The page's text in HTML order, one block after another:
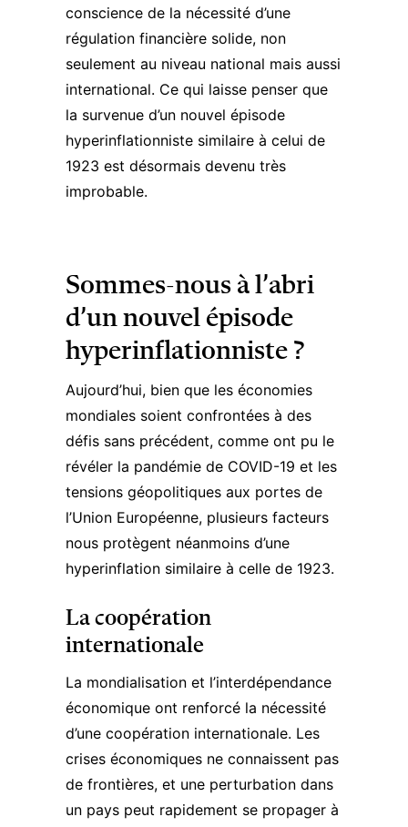
conscience de la nécessité d’une
régulation financière solide, non
seulement au niveau national mais aussi
international. Ce qui laisse penser que
la survenue d’un nouvel épisode
hyperinflationniste similaire à celui de
1923 est désormais devenu très
improbable.
Sommes-nous à l’abri
d’un nouvel épisode
hyperinflationniste ?
Aujourd’hui, bien que les économies
mondiales soient confrontées à des
défis sans précédent, comme ont pu le
révéler la pandémie de COVID-19 et les
tensions géopolitiques aux portes de
l’Union Européenne, plusieurs facteurs
nous protègent néanmoins d’une
hyperinflation similaire à celle de 1923.
La coopération
internationale
La mondialisation et l’interdépendance
économique ont renforcé la nécessité
d’une coopération internationale. Les
crises économiques ne connaissent pas
de frontières, et une perturbation dans
un pays peut rapidement se propager à